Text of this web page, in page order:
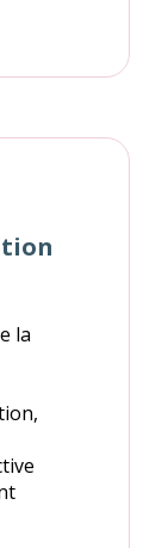
la